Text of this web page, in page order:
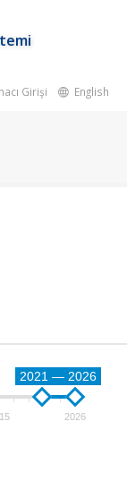
Girişi English
2021 — 2026
2026